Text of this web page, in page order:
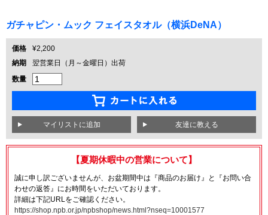
ガチャピン・ムック フェイスタオル（横浜DeNA）
価格
¥2,200
納期
翌営業日（月～金曜日）出荷
数量
友達に教える
【夏期休暇中の営業について】
誠に申し訳ございませんが、お盆期間中は『商品のお届け』と『お問い合
わせの返答』にお時間をいただいております。
詳細は下記URLをご確認ください。
https://shop.npb.or.jp/npbshop/news.html?nseq=10001577